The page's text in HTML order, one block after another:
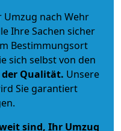
Umzug nach Wehr
Ihre Sachen sicher
Bestimmungsort
sich selbst von den
Qualität. Unsere
Sie garantiert
sind, Ihr Umzug